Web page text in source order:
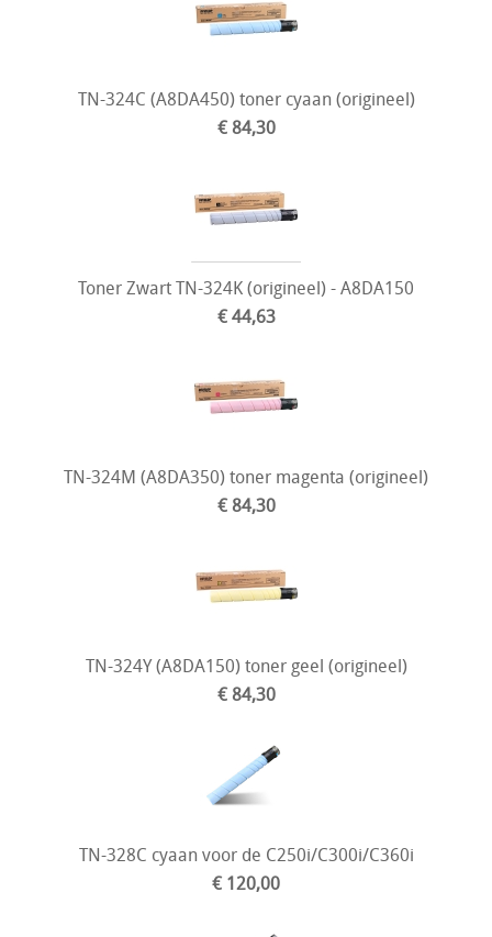
TN-324C (A8DA450) toner cyaan (origineel)
€ 84,30
Toner Zwart TN-324K (origineel) - A8DA150
€ 44,63
TN-324M (A8DA350) toner magenta (origineel)
€ 84,30
TN-324Y (A8DA150) toner geel (origineel)
€ 84,30
TN-328C cyaan voor de C250i/C300i/C360i
€ 120,00